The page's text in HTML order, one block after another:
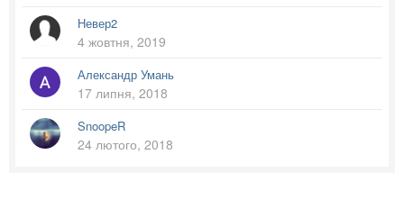
Невер2
4 жовтня, 2019
Александр Умань
17 липня, 2018
SnoopeR
24 лютого, 2018